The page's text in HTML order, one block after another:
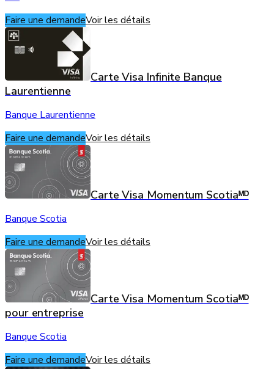
Faire une demandeVoir les détails
Carte Visa Infinite Banque
Laurentienne
Banque Laurentienne
Faire une demandeVoir les détails
Carte Visa Momentum Scotiaᴹᴰ
Banque Scotia
Faire une demandeVoir les détails
Carte Visa Momentum Scotiaᴹᴰ
pour entreprise
Banque Scotia
Faire une demandeVoir les détails